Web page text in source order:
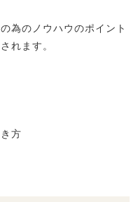
為のノウハウのポイント
れます。
方